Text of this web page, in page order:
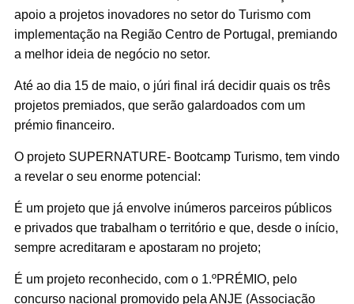
apoio a projetos inovadores no setor do Turismo com
implementação na Região Centro de Portugal, premiando
a melhor ideia de negócio no setor.
Até ao dia 15 de maio, o júri final irá decidir quais os três
projetos premiados, que serão galardoados com um
prémio financeiro.
O projeto SUPERNATURE- Bootcamp Turismo, tem vindo
a revelar o seu enorme potencial:
É um projeto que já envolve inúmeros parceiros públicos
e privados que trabalham o território e que, desde o início,
sempre acreditaram e apostaram no projeto;
É um projeto reconhecido, com o 1.ºPRÉMIO, pelo
concurso nacional promovido pela ANJE (Associação